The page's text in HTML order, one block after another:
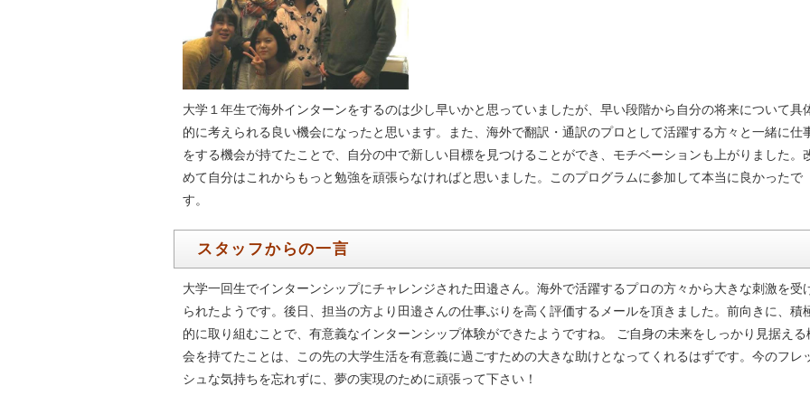
大学１年生で海外インターンをするのは少し早いかと思っていましたが、早い段階から自分の将来について具
的に考えられる良い機会になったと思います。また、海外で翻訳・通訳のプロとして活躍する方々と一緒に仕
をする機会が持てたことで、自分の中で新しい目標を見つけることができ、モチベーションも上がりました。
めて自分はこれからもっと勉強を頑張らなければと思いました。このプログラムに参加して本当に良かったで
す。
スタッフからの一言
大学一回生でインターンシップにチャレンジされた田邉さん。海外で活躍するプロの方々から大きな刺激を受
られたようです。後日、担当の方より田邉さんの仕事ぶりを高く評価するメールを頂きました。前向きに、積
的に取り組むことで、有意義なインターンシップ体験ができたようですね。 ご自身の未来をしっかり見据える
会を持てたことは、この先の大学生活を有意義に過ごすための大きな助けとなってくれるはずです。今のフレ
シュな気持ちを忘れずに、夢の実現のために頑張って下さい！